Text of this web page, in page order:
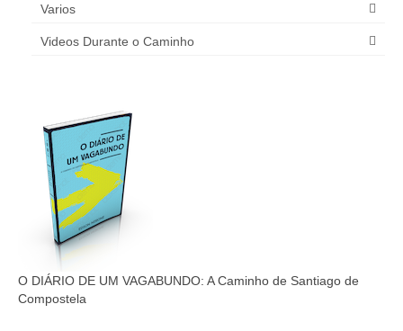
Varios
Videos Durante o Caminho
O DIÁRIO DE UM VAGABUNDO: A Caminho de Santiago de
Compostela